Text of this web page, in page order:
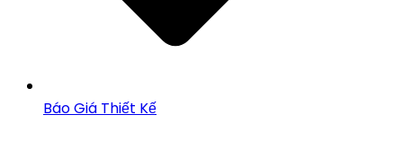
Báo Giá Thiết Kế